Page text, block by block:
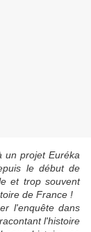
un projet Euréka
le début de
et trop souvent
de France !
l'enquête dans
l'histoire